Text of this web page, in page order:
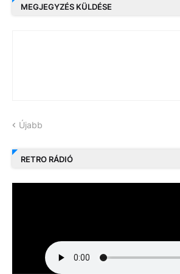
MEGJEGYZÉS KÜLDÉSE
Újabb
RETRO RÁDIÓ